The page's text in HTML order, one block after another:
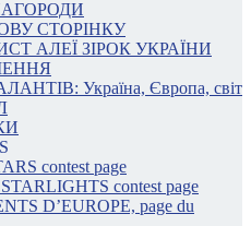
СТОРІНКУ
АЛЕЇ ЗІРОК УКРАЇНИ
Україна, Європа, світ
contest page
contest page
D’EUROPE, page du